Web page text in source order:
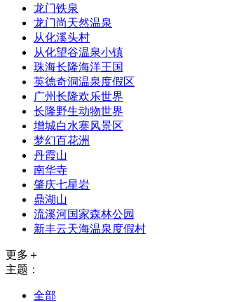
龙门铁泉
龙门尚天然温泉
从化溪头村
从化望谷温泉小镇
珠海长隆海洋王国
英德奇洞温泉度假区
广州长隆欢乐世界
长隆野生动物世界
增城白水寨风景区
梦幻百花洲
丹霞山
南华寺
肇庆七星岩
鼎湖山
流溪河国家森林公园
新丰云天海温泉度假村
更多＋
主题：
全部